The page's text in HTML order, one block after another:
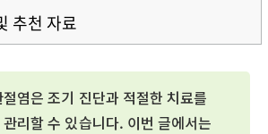
추천 자료
염은 조기 진단과 적절한 치료를
리할 수 있습니다. 이번 글에서는